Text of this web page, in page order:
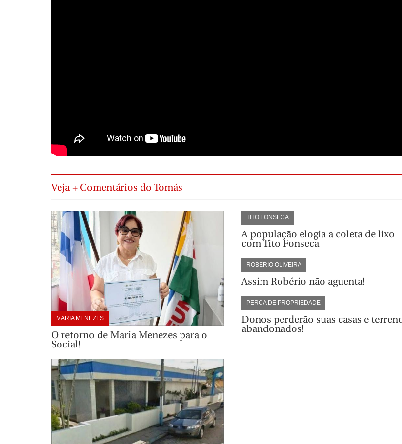
Veja + Comentários do Tomás
MARIA MENEZES
O retorno de Maria Menezes para o
Social!
TITO FONSECA
A população elogia a coleta de lixo
com Tito Fonseca
ROBÉRIO OLIVEIRA
Assim Robério não aguenta!
PERCA DE PROPRIEDADE
Donos perderão suas casas e
abandonados!